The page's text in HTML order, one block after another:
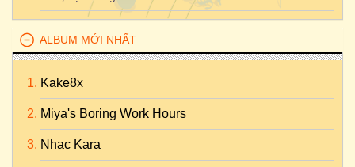
ALBUM MỚI NHẤT
Kake8x
Miya's Boring Work Hours
Nhac Kara